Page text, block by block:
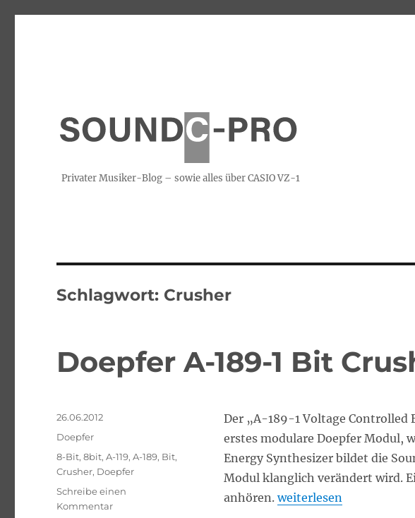
Privater Musiker-Blog – sowie alles über CASIO VZ-1
Schlagwort: Crusher
Doepfer A-189-1 Bit
Der „A-189-1 Voltage
erstes modulare Doepfer Modul,
Energy Synthesizer bildet die
Modul klanglich verändert wird.
anhören.„Doepfer A-189-1 Bit
weiterlesen
Veröffentlicht
26.06.2012
Kategorien
Doepfer
Schlagwörter
8-Bit,8bit,A-119,A-189, Bit,
Crusher, Doepfer
Schreibe einen
Kommentarzu